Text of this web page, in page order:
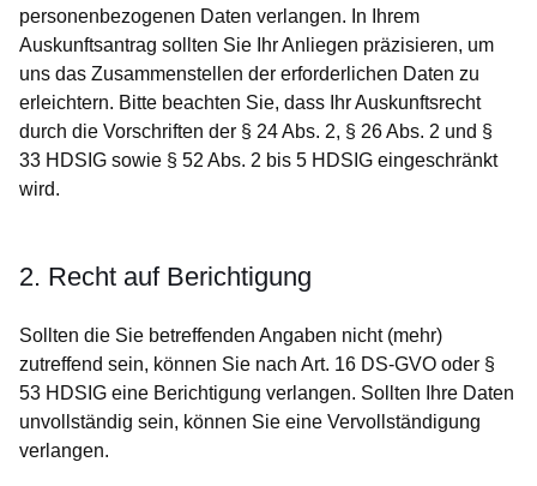
personenbezogenen Daten verlangen. In Ihrem
Auskunftsantrag sollten Sie Ihr Anliegen präzisieren, um
uns das Zusammenstellen der erforderlichen Daten zu
erleichtern. Bitte beachten Sie, dass Ihr Auskunftsrecht
durch die Vorschriften der § 24 Abs. 2, § 26 Abs. 2 und §
33 HDSIG sowie § 52 Abs. 2 bis 5 HDSIG eingeschränkt
wird.
2. Recht auf Berichtigung
Sollten die Sie betreffenden Angaben nicht (mehr)
zutreffend sein, können Sie nach Art. 16 DS-GVO oder §
53 HDSIG eine Berichtigung verlangen. Sollten Ihre Daten
unvollständig sein, können Sie eine Vervollständigung
verlangen.